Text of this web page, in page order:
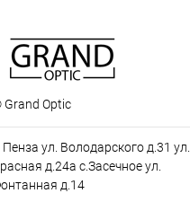
Grand Optic
Пенза ул. Володарского д.31 ул.
д.24а с.Засечное ул.
д.14